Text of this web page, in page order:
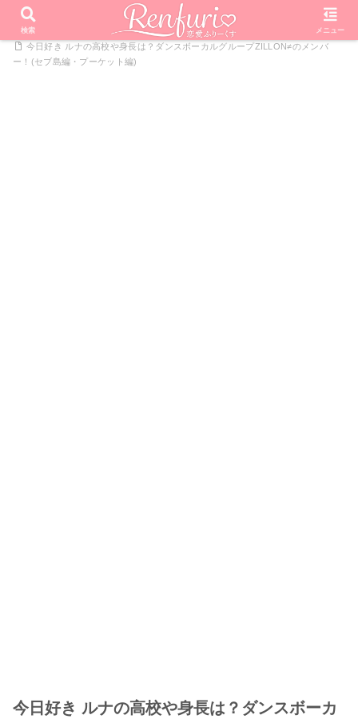
PR
ホーム 恋愛リアリティーショー
今日好きになりました
今日好き ルナの高校や身長は？ダンスボーカルグループZILLON≠のメンバ
ー！(セブ島編・プーケット編)
今日好き ルナの高校や身長は？ダンスボーカ
検索 メニュー